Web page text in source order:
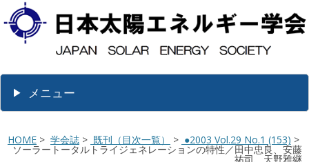
メニュー
HOME > 学会誌 > 既刊（目次一覧） > ●2003 Vol.29 No.1 (153) >
ソーラートータルトライジェネレーションの特性／田中忠良、安藤
祐司、天野雅継